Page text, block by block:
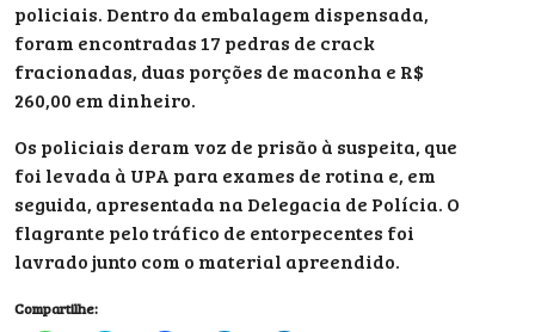
policiais. Dentro da embalagem dispensada,
foram encontradas 17 pedras de crack
fracionadas, duas porções de maconha e R$
260,00 em dinheiro.
Os policiais deram voz de prisão à suspeita, que
foi levada à UPA para exames de rotina e, em
seguida, apresentada na Delegacia de Polícia. O
flagrante pelo tráfico de entorpecentes foi
lavrado junto com o material apreendido.
Compartilhe: